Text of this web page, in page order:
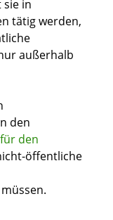
in
tätig werden,
außerhalb
den
den
öffentliche